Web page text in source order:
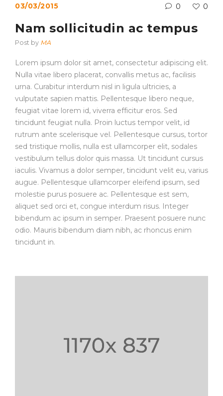
03/03/2015 0 0
Nam sollicitudin ac tempus
Post by MA
Lorem ipsum dolor sit amet, consectetur adipiscing elit.
Nulla vitae libero placerat, convallis metus ac, facilisis
urna. Curabitur interdum nisl in ligula ultricies, a
vulputate sapien mattis. Pellentesque libero neque,
feugiat vitae lorem id, viverra efficitur eros. Sed
tincidunt feugiat nulla. Proin luctus tempor velit, id
rutrum ante scelerisque vel. Pellentesque cursus, tortor
sed tristique mollis, nulla est ullamcorper elit, sodales
vestibulum tellus dolor quis massa. Ut tincidunt cursus
iaculis. Vivamus a dolor semper, tincidunt velit eu, varius
augue. Pellentesque ullamcorper eleifend ipsum, sed
molestie purus posuere ac. Pellentesque est sem,
aliquet sed orci et, congue interdum risus. Integer
bibendum ac ipsum in semper. Praesent posuere nunc
odio. Mauris bibendum diam nibh, ac rhoncus enim
tincidunt in.